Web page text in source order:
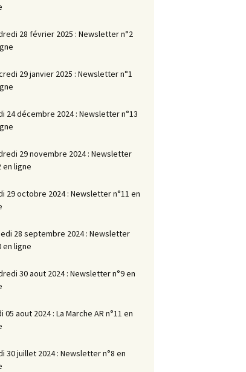
28 février 2025 : Newsletter n°2
29 janvier 2025 : Newsletter n°1
24 décembre 2024 : Newsletter n°13
29 novembre 2024 : Newsletter
en ligne
29 octobre 2024 : Newsletter n°11 en
28 septembre 2024 : Newsletter
en ligne
30 aout 2024 : Newsletter n°9 en
05 aout 2024 : La Marche AR n°11 en
30 juillet 2024 : Newsletter n°8 en